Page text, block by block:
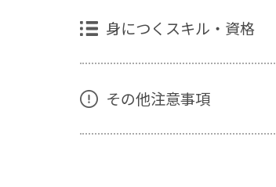
身につくスキル・資格
その他注意事項